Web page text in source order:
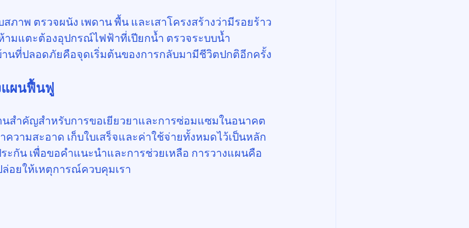
ภาพ ตรวจผนัง เพดาน พื้น และเสาโครงสร้างว่ามีรอยร้าว
ามแตะต้องอุปกรณ์ไฟฟ้าที่เปียกน้ำ ตรวจระบบน้ำ
นที่ปลอดภัยคือจุดเริ่มต้นของการกลับมามีชีวิตปกติอีกครั้ง
แผนฟื้นฟู
สำคัญสำหรับการขอเยียวยาและการซ่อมแซมในอนาคต
วามสะอาด เก็บใบเสร็จและค่าใช้จ่ายทั้งหมดไว้เป็นหลัก
กัน เพื่อขอคำแนะนำและการช่วยเหลือ การวางแผนคือ
อยให้เหตุการณ์ควบคุมเรา